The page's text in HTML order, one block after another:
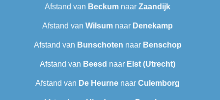
Afstand van Beckum naar Zaandijk
Afstand van Wilsum naar Denekamp
Afstand van Bunschoten naar Benschop
Afstand van Beesd naar Elst (Utrecht)
Afstand van De Heurne naar Culemborg